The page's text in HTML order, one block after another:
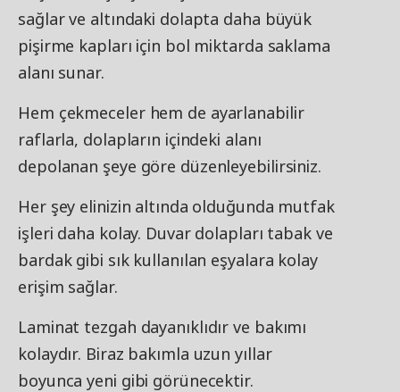
sağlar ve altındaki dolapta daha büyük
pişirme kapları için bol miktarda saklama
alanı sunar.
Hem çekmeceler hem de ayarlanabilir
raflarla, dolapların içindeki alanı
depolanan şeye göre düzenleyebilirsiniz.
Her şey elinizin altında olduğunda mutfak
işleri daha kolay. Duvar dolapları tabak ve
bardak gibi sık kullanılan eşyalara kolay
erişim sağlar.
Laminat tezgah dayanıklıdır ve bakımı
kolaydır. Biraz bakımla uzun yıllar
boyunca yeni gibi görünecektir.